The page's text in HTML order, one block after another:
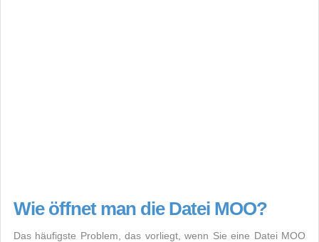
Wie öffnet man die Datei MOO?
Das häufigste Problem, das vorliegt, wenn Sie eine Datei MOO